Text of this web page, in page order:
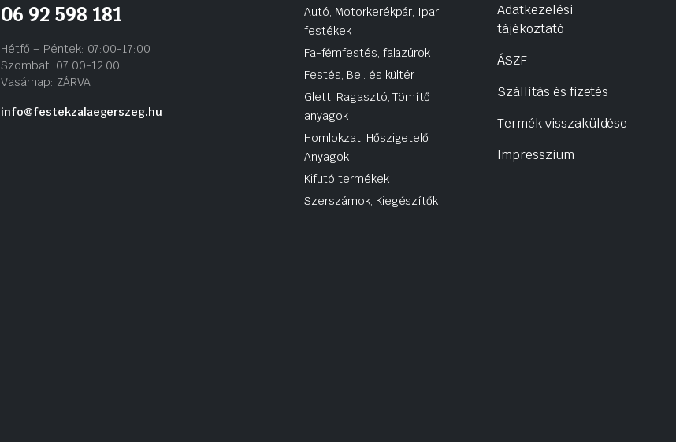
06 92 598 181
Hétfő – Péntek: 07:00-17:00
Szombat: 07:00-12:00
Vasárnap: ZÁRVA
info@festekzalaegerszeg.hu
Autó, Motorkerékpár, Ipari
festékek
Fa-fémfestés, falazúrok
Festés, Bel. és kültér
Glett, Ragasztó, Tömítő
anyagok
Homlokzat, Hőszigetelő
Anyagok
Kifutó termékek
Szerszámok, Kiegészítők
Adatkezelési
tájékoztató
ÁSZF
Szállítás és fizetés
Termék visszaküldése
Impresszium